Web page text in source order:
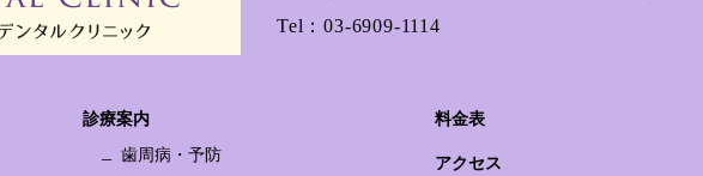
Tel：03-6909-1114
診療案内
歯周病・予防
料金表
アクセス